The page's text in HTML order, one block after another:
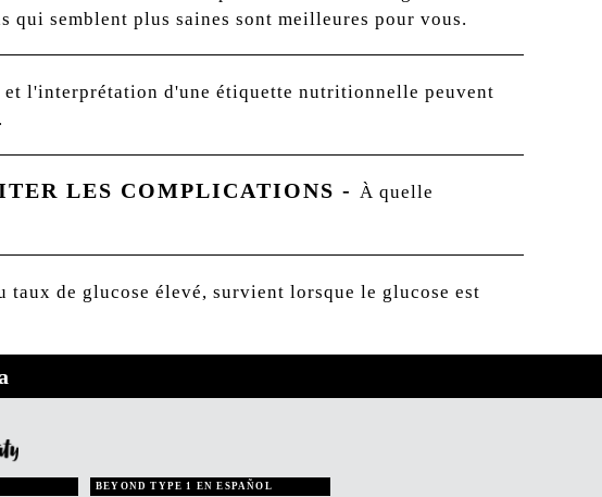
qui semblent plus saines sont meilleures pour vous.
et l'interprétation d'une étiquette nutritionnelle peuvent
LES COMPLICATIONS - À quelle
taux de glucose élevé, survient lorsque le glucose est
BEYOND TYPE 1 EN ESPAÑOL